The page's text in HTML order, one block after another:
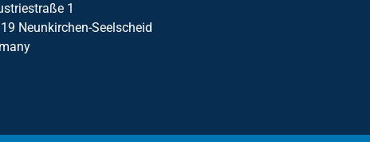
1
Neunkirchen-Seelscheid